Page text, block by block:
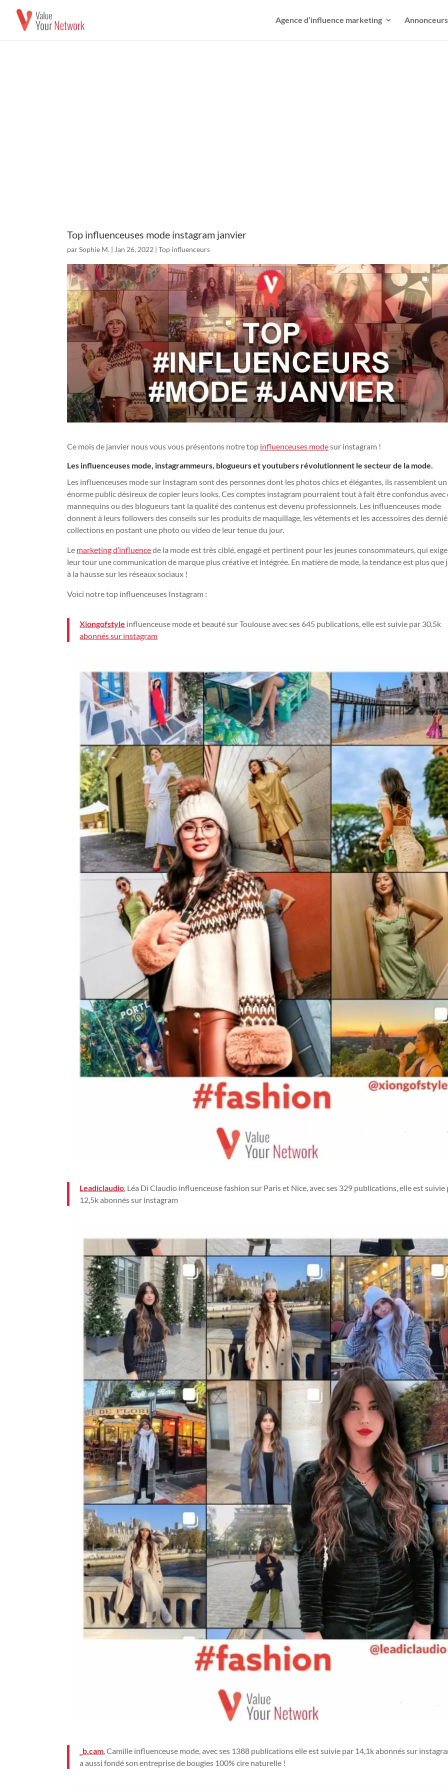
Agence d’influence marketing Annonceurs
Top influenceuses mode instagram janvier
parSophie M. | Jan 26, 2022 |Top influenceurs
Ce mois de janvier nous vous vous présentons notre top influenceuses modesur instagram !
Les influenceuses mode, instagrammeurs, blogueurs et youtubers révolutionnent le secteur de la mode.
Les influenceuses mode sur Instagram sont des personnes dont les photos chics et élégantes, ils rassemblent un
énorme public désireux de copier leurs looks. Ces comptes instagram pourraient tout à fait être confondus avec
mannequins ou des blogueurs tant la qualité des contenus est devenu professionnels. Les influenceuses mode
donnent à leurs followers des conseils sur les produits de maquillage, les vêtements et les accessoires des
collections en postant une photo ou video de leur tenue du jour.
Le marketing d’influencede la mode est très ciblé, engagé et pertinent pour les jeunes consommateurs, qui
leur tour une communication de marque plus créative et intégrée. En matière de mode, la tendance est plus que
à la hausse sur les réseaux sociaux !
Voici notre top influenceuses Instagram :
Xiongofstyle influenceuse mode et beauté sur Toulouse avec ses 645 publications, elle est suivie par 30 ,5k
abonnés sur instagram
Leadiclaudio , Léa Di Claudio influenceuse fashion sur Paris et Nice, avec ses 329 publications, elle est suivie
12,5kabonnés sur instagram
_b.cam , Camille influenceuse mode, avec ses 1388 publications elle est suivie par 14,1kabonnés sur
a aussi fondé son entreprise de bougies 100% cire naturelle !